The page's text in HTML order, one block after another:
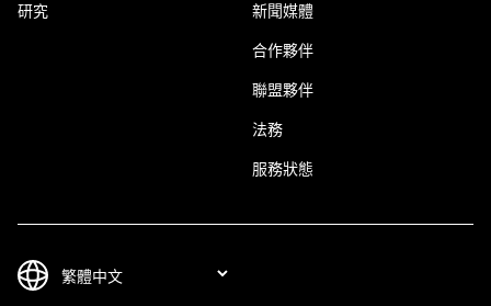
研究 新聞媒體
合作夥伴
聯盟夥伴
法務
服務狀態